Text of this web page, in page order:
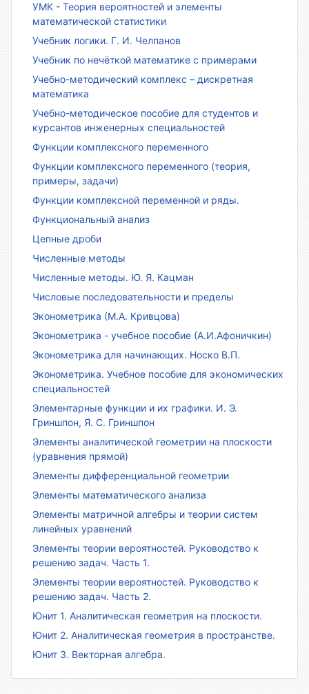
УМК - Теория вероятностей и элементы
математической статистики
Учебник логики. Г. И. Челпанов
Учебник по нечёткой математике с примерами
Учебно-методический комплекс – дискретная
математика
Учебно-методическое пособие для студентов и
курсантов инженерных специальностей
Функции комплексного переменного
Функции комплексного переменного (теория,
примеры, задачи)
Функции комплексной переменной и ряды.
Функциональный анализ
Цепные дроби
Численные методы
Численные методы. Ю. Я. Кацман
Числовые последовательности и пределы
Эконометрика (М.А. Кривцова)
Эконометрика - учебное пособие (А.И.Афоничкин)
Эконометрика для начинающих. Носко В.П.
Эконометрика. Учебное пособие для экономических
специальностей
Элементарные функции и их графики. И. Э.
Гриншпон, Я. С. Гриншпон
Элементы аналитической геометрии на плоскости
(уравнения прямой)
Элементы дифференциальной геометрии
Элементы математического анализа
Элементы матричной алгебры и теории систем
линейных уравнений
Элементы теории вероятностей. Руководство к
решению задач. Часть 1.
Элементы теории вероятностей. Руководство к
решению задач. Часть 2.
Юнит 1. Аналитическая геометрия на плоскости.
Юнит 2. Аналитическая геометрия в пространстве.
Юнит 3. Векторная алгебра.